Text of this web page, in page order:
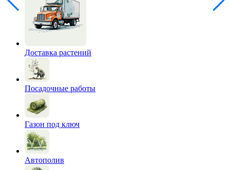
Доставка растений
Посадочные работы
Газон под ключ
Автополив